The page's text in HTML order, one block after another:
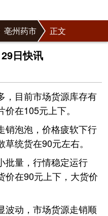
亳州药市 正文
日快讯
，目前市场货源库存有
在105元上下。
销泡泡，价格疲软下行
统货在90元左右。
批量，行情稳定运行
价在90元上下，大货价
波动，市场货源走销顺